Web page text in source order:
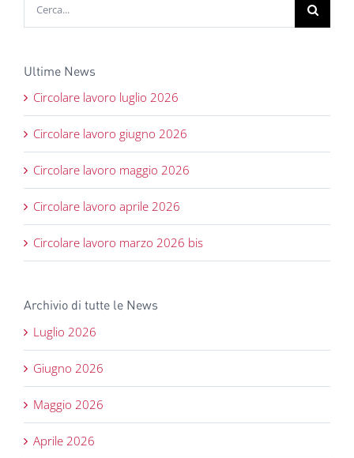
Ultime News
Circolare lavoro luglio 2026
Circolare lavoro giugno 2026
Circolare lavoro maggio 2026
Circolare lavoro aprile 2026
Circolare lavoro marzo 2026 bis
Archivio di tutte le News
Luglio 2026
Giugno 2026
Maggio 2026
Aprile 2026